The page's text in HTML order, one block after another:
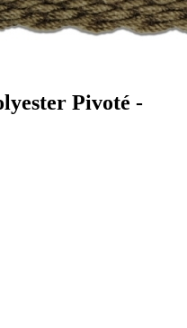
Pivoté -